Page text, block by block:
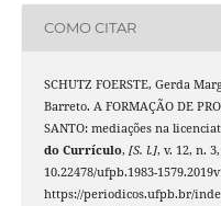
COMO CITAR
SCHUTZ FOERSTE, Gerda
Barreto. A FORMAÇÃO DE
SANTO: mediações na
do Currículo, [S. l.], v. 12, n.
10.22478/ufpb.1983-
https://periodicos.ufpb.br/